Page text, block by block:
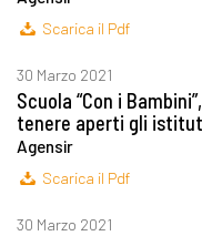
Scarica il Pdf
30 Marzo 2021
Scuola “Con i
tenere aperti gli
Agensir
Scarica il Pdf
30 Marzo 2021